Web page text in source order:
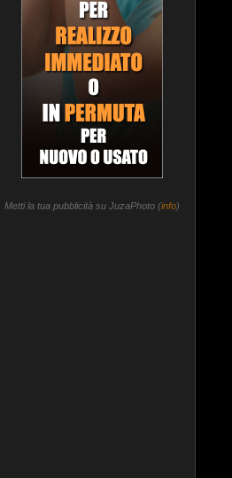
Metti la tua pubblicità su JuzaPhoto (info)